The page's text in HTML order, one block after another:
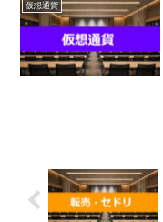
仮想通貨